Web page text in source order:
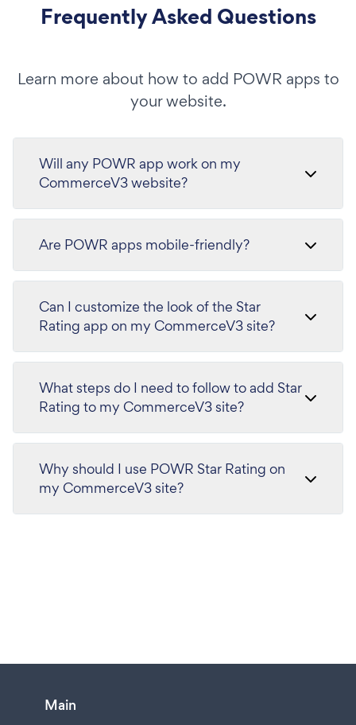
Frequently Asked Questions
Learn more about how to add POWR apps to
your website.
Will any POWR app work on my
CommerceV3 website?
Are POWR apps mobile-friendly?
Can I customize the look of the Star
Rating app on my CommerceV3 site?
What steps do I need to follow to add Star
Rating to my CommerceV3 site?
Why should I use POWR Star Rating on
my CommerceV3 site?
Main